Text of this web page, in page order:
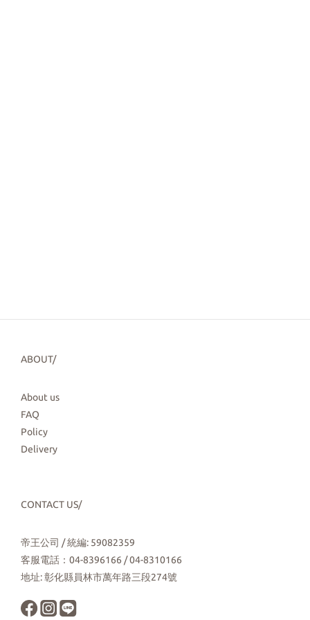
ABOUT/
About us
FAQ
Policy
Delivery
CONTACT US/
帝王公司 / 統編: 59082359
客服電話：04-8396166 / 04-8310166
地址: 彰化縣員林市萬年路三段274號